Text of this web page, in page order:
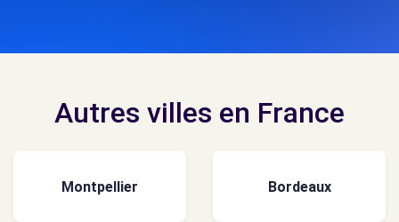
Autres villes en France
Montpellier Bordeaux